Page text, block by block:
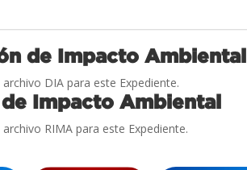
de Impacto Ambiental
DIA para este Expediente.
Impacto Ambiental
RIMA para este Expediente.